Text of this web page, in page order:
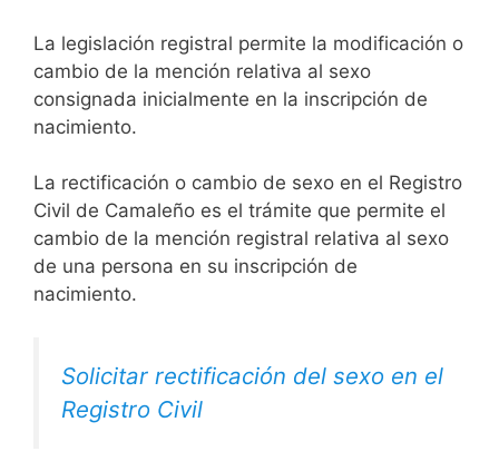
La legislación registral permite la modificación o
cambio de la mención relativa al sexo
consignada inicialmente en la inscripción de
nacimiento.
La rectificación o cambio de sexo en el Registro
Civil de Camaleño es el trámite que permite el
cambio de la mención registral relativa al sexo
de una persona en su inscripción de
nacimiento.
Solicitar rectificación del sexo en el
Registro Civil